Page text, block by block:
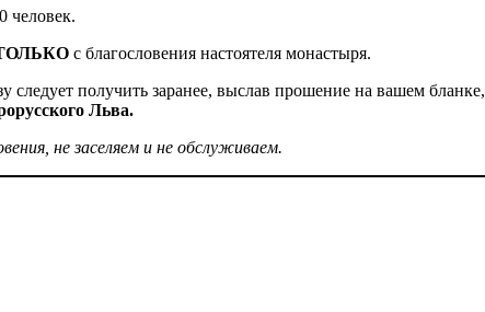
человек.
с благословения настоятеля монастыря.
следует получить заранее, выслав прошение на вашем бланке,
Льва.
не заселяем и не обслуживаем.